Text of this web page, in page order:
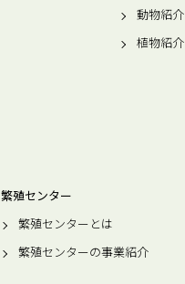
動物紹介
植物紹介
繁殖センター
繁殖センターとは
繁殖センターの事業紹介